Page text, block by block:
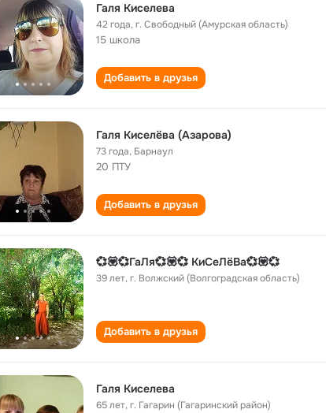
Галя Киселева
42 года,г. Свободный (Амурская область)
15 школа
Добавить в друзья
Галя Киселёва (Азарова)
73 года, Барнаул
20 ПТУ
Добавить в друзья
💞💟💞ГаЛя💞💟💞 КиСеЛёВа💞💟💞
39 лет,г. Волжский (Волгоградская область)
Добавить в друзья
Галя Киселева
65 лет,г. Гагарин (Гагаринский район)